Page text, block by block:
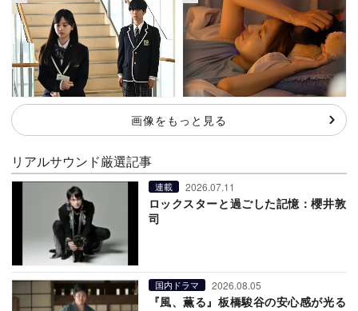
画像をもっと見る
リアルサウンド厳選記事
連載 2026.07.11
ロックスターと過ごした記憶：櫻井敦
司
国内ドラマ 2026.08.05
『風、薫る』板橋駿谷の安心感が光る